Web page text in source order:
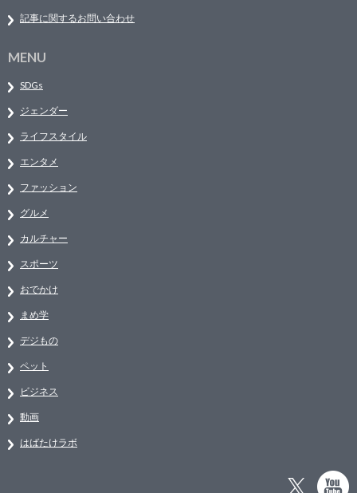
記事に関するお問い合わせ
MENU
SDGs
ジェンダー
ライフスタイル
エンタメ
ファッション
グルメ
カルチャー
スポーツ
おでかけ
まめ学
デジもの
ペット
ビジネス
動画
はばたけラボ